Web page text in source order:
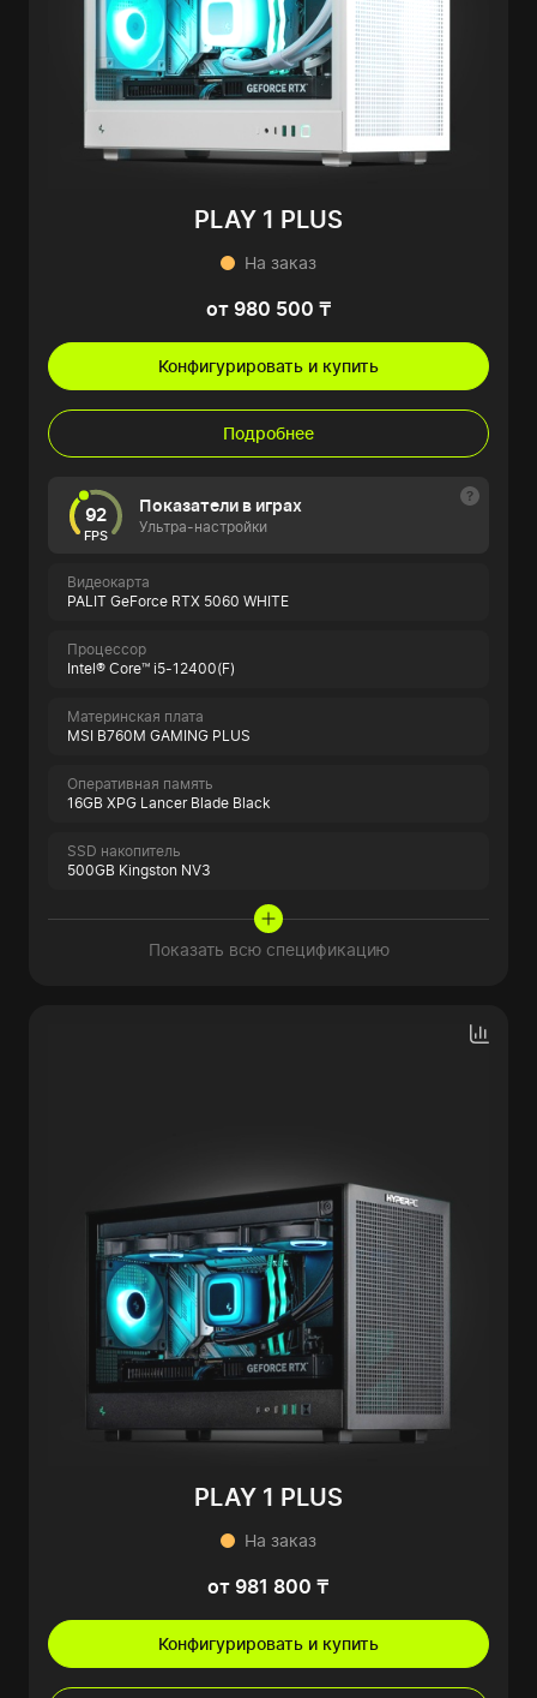
PLAY 1 PLUS
На заказ
от 980 500 ₸
Конфигурировать и купить
Подробнее
92
FPS
Показатели в играх
Ультра-настройки
Видеокарта
PALIT GeForce RTX 5060 WHITE
Процессор
Intel® Core™ i5-12400(F)
Материнская плата
MSI B760M GAMING PLUS
Оперативная память
16GB XPG Lancer Blade Black
SSD накопитель
500GB Kingston NV3
Показать всю спецификацию
PLAY 1 PLUS
На заказ
от 981 800 ₸
Конфигурировать и купить